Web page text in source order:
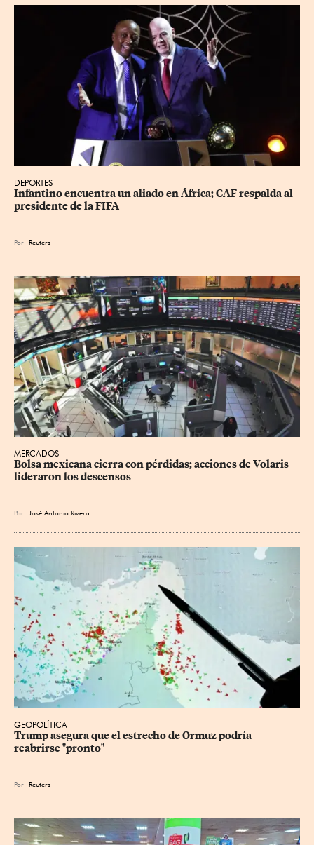
DEPORTES
Infantino encuentra un aliado en África; CAF respalda al
presidente de la FIFA
Por Reuters
MERCADOS
Bolsa mexicana cierra con pérdidas; acciones de Volaris
lideraron los descensos
Por José Antonio Rivera
GEOPOLÍTICA
Trump asegura que el estrecho de Ormuz podría
reabrirse "pronto"
Por Reuters